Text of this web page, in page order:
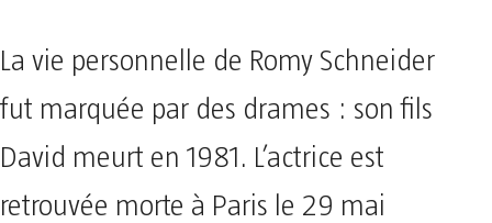
La vie personnelle de Romy Schneider
fut marquée par des drames : son fils
David meurt en 1981. L’actrice est
retrouvée morte à Paris le 29 mai